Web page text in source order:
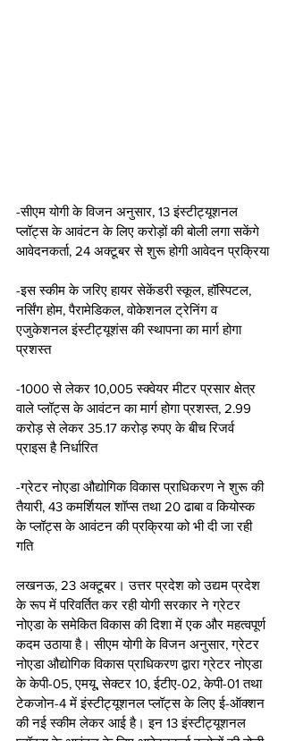
-सीएम योगी के विजन अनुसार, 13 इंस्टीट्यूशनल
प्लॉट्स के आवंटन के लिए करोड़ों की बोली लगा सकेंगे
आवेदनकर्ता, 24 अक्टूबर से शुरू होगी आवेदन प्रक्रिया
-इस स्कीम के जरिए हायर सेकेंडरी स्कूल, हॉस्पिटल,
नर्सिंग होम, पैरामेडिकल, वोकेशनल ट्रेनिंग व
एजुकेशनल इंस्टीट्यूशंस की स्थापना का मार्ग होगा
प्रशस्त
-1000 से लेकर 10,005 स्क्वेयर मीटर प्रसार क्षेत्र
वाले प्लॉट्स के आवंटन का मार्ग होगा प्रशस्त, 2.99
करोड़ से लेकर 35.17 करोड़ रुपए के बीच रिजर्व
प्राइस है निर्धारित
-ग्रेटर नोएडा औद्योगिक विकास प्राधिकरण ने शुरू की
तैयारी, 43 कमर्शियल शॉप्स तथा 20 ढाबा व कियोस्क
के प्लॉट्स के आवंटन की प्रक्रिया को भी दी जा रही
गति
लखनऊ, 23 अक्टूबर। उत्तर प्रदेश को उद्यम प्रदेश
के रूप में परिवर्तित कर रही योगी सरकार ने ग्रेटर
नोएडा के समेकित विकास की दिशा में एक और महत्वपूर्ण
कदम उठाया है। सीएम योगी के विजन अनुसार, ग्रेटर
नोएडा औद्योगिक विकास प्राधिकरण द्वारा ग्रेटर नोएडा
के केपी-05, एमयू, सेक्टर 10, ईटीए-02, केपी-01 तथा
टेकजोन-4 में इंस्टीट्यूशनल प्लॉट्स के लिए ई-ऑक्शन
की नई स्कीम लेकर आई है। इन 13 इंस्टीट्यूशनल